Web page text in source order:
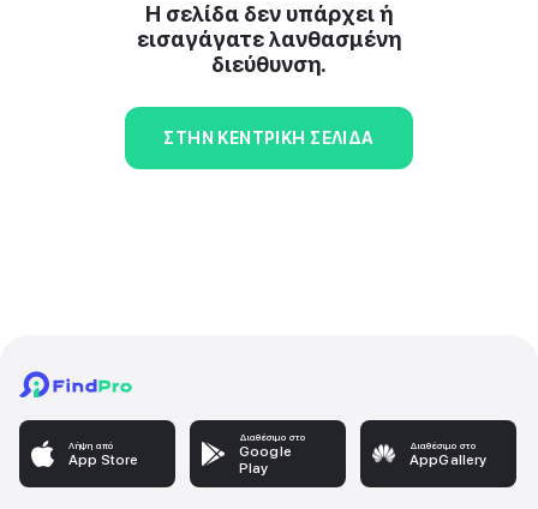
Η σελίδα δεν υπάρχει ή
εισαγάγατε λανθασμένη
διεύθυνση.
ΣΤΗΝ ΚΕΝΤΡΙΚΉ ΣΕΛΊΔΑ
Λήψη από
App Store
Διαθέσιμο στο
Google
Play
Διαθέσιμο στο
AppGallery